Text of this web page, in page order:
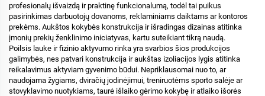
profesionalų išvaizdą ir praktinę funkcionalumą, todėl tai puikus
pasirinkimas darbuotojų dovanoms, reklaminiams daiktams ar kontoros
prekėms. Aukštos kokybės konstrukcija ir išradingas dizainas atitinka
įmonių prekių ženklinimo iniciatyvas, kartu suteikiant tikrą naudą.
Poilsis lauke ir fizinio aktyvumo rinka yra svarbios šios produkcijos
galimybės, nes patvari konstrukcija ir aukštas izoliacijos lygis atitinka
reikalavimus aktyviam gyvenimo būdui. Nepriklausomai nuo to, ar
naudojama žygiams, dviračių jodinėjimui, treniruotėms sporto salėje ar
stovyklavimo nuotykiams, taurė išlaiko gėrimo kokybę ir atlaiko išorės